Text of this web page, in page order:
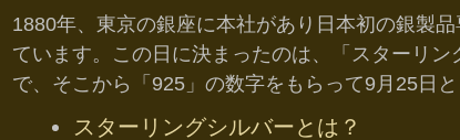
1880年、東京の銀座に本社があり日本初の銀製
ています。この日に決まったのは、「スターリ
で、そこから「925」の数字をもらって9月25日と
スターリングシルバーとは？